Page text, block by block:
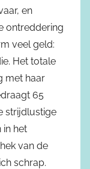
en
ontreddering
veel geld:
Het totale
met haar
65
strijdlustige
in het
van de
schrap.